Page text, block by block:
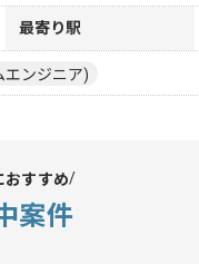
最寄り駅
エンジニア)
おすすめ
案件